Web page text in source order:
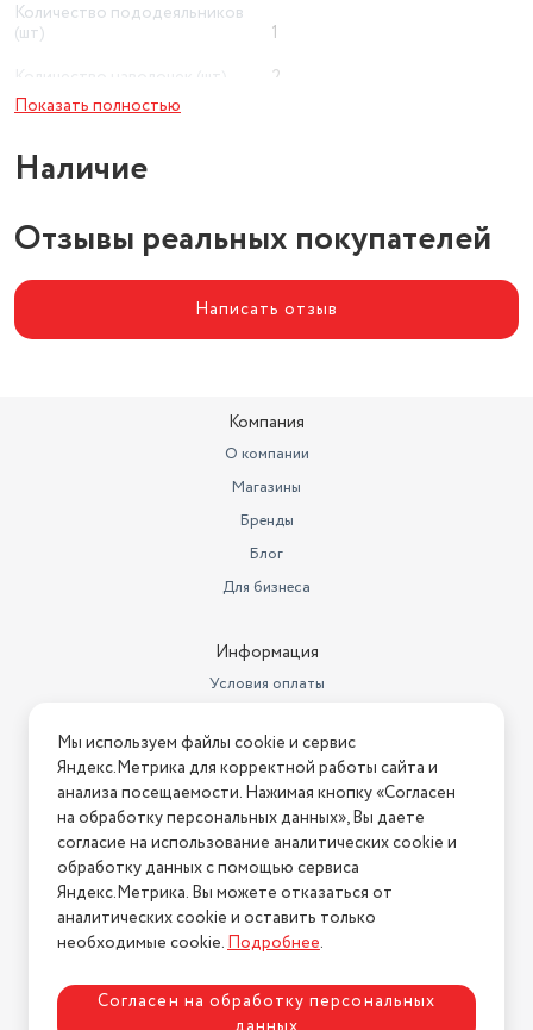
Количество пододеяльников
(шт)
1
2
Показать полностью
Наличие
Отзывы реальных покупателей
Написать отзыв
Компания
О компании
Магазины
Бренды
Блог
Для бизнеса
Информация
Условия оплаты
Условия возврата
Нашли ошибку на сайте? Напишите нам
2026 © Интернет-магазин "АстМаркет". У нас есть всё!
Политика конфиденциальности
Мы используем файлы cookie и сервис
Яндекс.Метрика для корректной работы сайта и
анализа посещаемости. Нажимая кнопку «Согласен
на обработку персональных данных», Вы даете
согласие на использование аналитических cookie и
обработку данных с помощью сервиса
Яндекс.Метрика. Вы можете отказаться от
аналитических cookie и оставить только
необходимые cookie.Подробнее.
Согласен на обработку персональных